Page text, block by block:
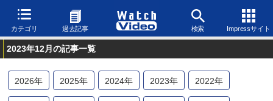
カテゴリ 過去記事 検索 Impressサイト
2023年12月の記事一覧
2026年 2025年 2024年 2023年 2022年